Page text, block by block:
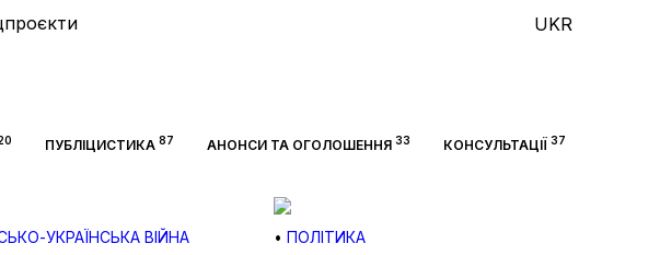
UKR
ПУБЛІЦИСТИКА 87 АНОНСИ ТА ОГОЛОШЕННЯ33 КОНСУЛЬТАЦІЇ37
УКРАЇНСЬКА ВІЙНА
• ПОЛІТИКА